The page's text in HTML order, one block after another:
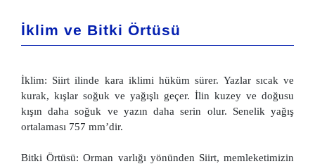
İklim ve Bitki Örtüsü
İklim: Siirt ilinde kara iklimi hüküm sürer. Yazlar sıcak ve
kurak, kışlar soğuk ve yağışlı geçer. İlin kuzey ve doğusu
kışın daha soğuk ve yazın daha serin olur. Senelik yağış
ortalaması 757 mm’dir.
Bitki Örtüsü: Orman varlığı yönünden Siirt, memleketimizin